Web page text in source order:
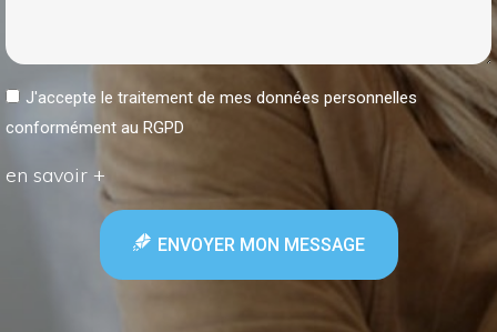
J'accepte le traitement de mes données personnelles
conformément au RGPD
en savoir +
ENVOYER MON MESSAGE